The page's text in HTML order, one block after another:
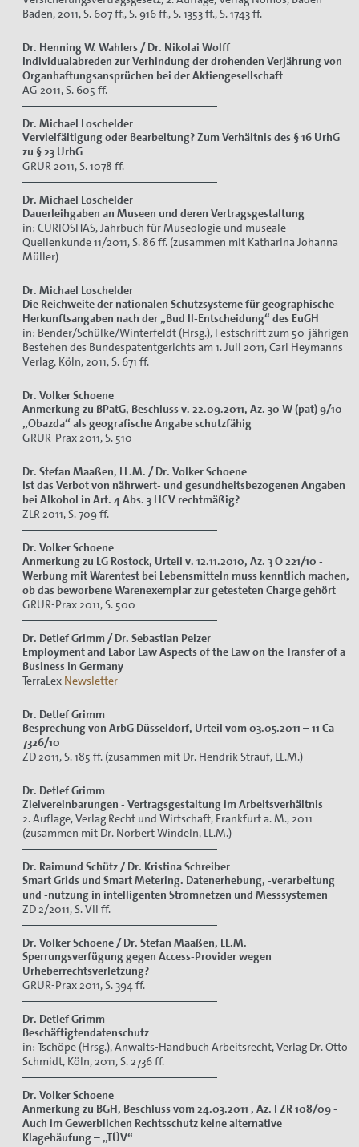
Baden, 2011, S. 607 ff., S. 916 ff., S. 1353 ff., S. 1743 ff.
Dr. Henning W. Wahlers / Dr. Nikolai Wolff
Individualabreden zur Verhindung der drohenden Verjährung von
Organhaftungsansprüchen bei der Aktiengesellschaft
AG 2011, S. 605 ff.
Dr. Michael Loschelder
Vervielfältigung oder Bearbeitung? Zum Verhältnis des § 16 UrhG
zu § 23 UrhG
GRUR 2011, S. 1078 ff.
Dr. Michael Loschelder
Dauerleihgaben an Museen und deren Vertragsgestaltung
in: CURIOSITAS, Jahrbuch für Museologie und museale
Quellenkunde 11/2011, S. 86 ff. (zusammen mit Katharina Johanna
Müller)
Dr. Michael Loschelder
Die Reichweite der nationalen Schutzsysteme für geographische
Herkunftsangaben nach der „Bud II-Entscheidung“ des EuGH
in: Bender/Schülke/Winterfeldt (Hrsg.), Festschrift zum 50-jährigen
Bestehen des Bundespatentgerichts am 1. Juli 2011, Carl Heymanns
Verlag, Köln, 2011, S. 671 ff.
Dr. Volker Schoene
Anmerkung zu BPatG, Beschluss v. 22.09.2011, Az. 30 W (pat) 9/10 -
„Obazda“ als geografische Angabe schutzfähig
GRUR-Prax 2011, S. 510
Dr. Stefan Maaßen, LL.M. / Dr. Volker Schoene
Ist das Verbot von nährwert- und gesundheitsbezogenen Angaben
bei Alkohol in Art. 4 Abs. 3 HCV rechtmäßig?
ZLR 2011, S. 709 ff.
Dr. Volker Schoene
Anmerkung zu LG Rostock, Urteil v. 12.11.2010, Az. 3 O 221/10 -
Werbung mit Warentest bei Lebensmitteln muss kenntlich machen,
ob das beworbene Warenexemplar zur getesteten Charge gehört
GRUR-Prax 2011, S. 500
Dr. Detlef Grimm / Dr. Sebastian Pelzer
Employment and Labor Law Aspects of the Law on the Transfer of a
Business in Germany
TerraLex Newsletter
Dr. Detlef Grimm
Besprechung von ArbG Düsseldorf, Urteil vom 03.05.2011 –11 Ca
7326/10
ZD 2011, S. 185 ff. (zusammen mit Dr. Hendrik Strauf, LL.M.)
Dr. Detlef Grimm
Zielvereinbarungen - Vertragsgestaltung im Arbeitsverhältnis
2. Auflage, Verlag Recht und Wirtschaft, Frankfurt a. M., 2011
(zusammen mit Dr. Norbert Windeln, LL.M.)
Dr. Raimund Schütz / Dr. Kristina Schreiber
Smart Grids und Smart Metering. Datenerhebung, -verarbeitung
und -nutzung in intelligenten Stromnetzen und Messsystemen
ZD 2/2011, S. VII ff.
Dr. Volker Schoene / Dr. Stefan Maaßen, LL.M.
Sperrungsverfügung gegen Access-Provider wegen
Urheberrechtsverletzung?
GRUR-Prax 2011, S. 394 ff.
Dr. Detlef Grimm
Beschäftigtendatenschutz
in: Tschöpe (Hrsg.), Anwalts-Handbuch Arbeitsrecht, Verlag Dr. Otto
Schmidt, Köln, 2011, S. 2736 ff.
Dr. Volker Schoene
Anmerkung zu BGH, Beschluss vom 24.03.2011 , Az. I ZR 108/09 -
Auch im Gewerblichen Rechtsschutz keine alternative
Klagehäufung – „TÜV“